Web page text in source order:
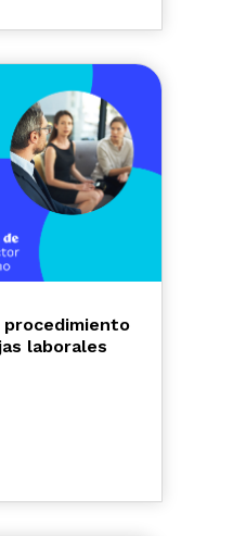
procedimiento
laborales